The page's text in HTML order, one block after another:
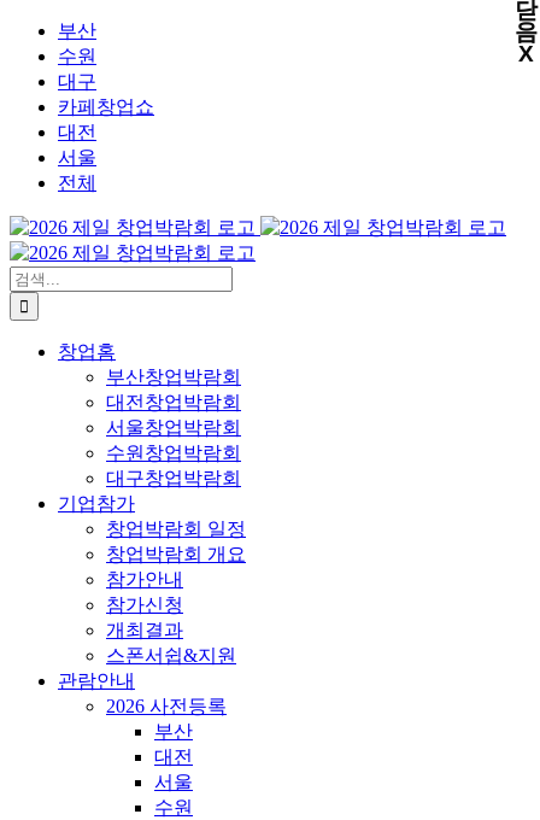
부산
수원
대구
카페창업쇼
대전
서울
전체
검
색:
창업홈
부산창업박람회
대전창업박람회
서울창업박람회
수원창업박람회
대구창업박람회
기업참가
창업박람회 일정
창업박람회 개요
참가안내
참가신청
개최결과
스폰서쉽&지원
관람안내
2026 사전등록
부산
대전
서울
수원
X
X
X
X
닫
음
X